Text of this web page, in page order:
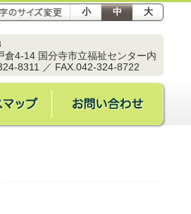
小 中 大
倉4-14 国分寺市立福祉センター内
8311 ／ FAX.042-324-8722
事業所案内 アクセスマップ